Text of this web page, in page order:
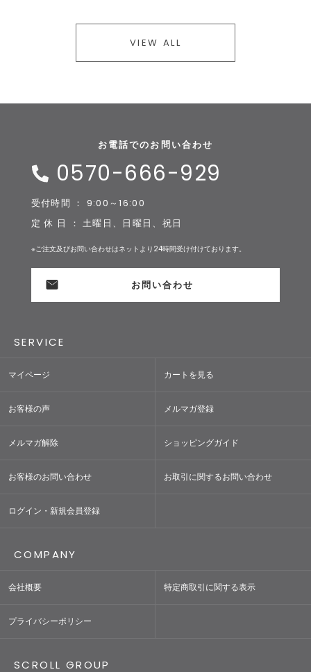
VIEW ALL
お電話でのお問い合わせ
0570-666-929
受付時間 ： 9:00～16:00
定 休 日 ： 土曜日、日曜日、祝日
※ご注文及びお問い合わせはネットより24時間受け付けております。
お問い合わせ
SERVICE
マイページ カートを見る
お客様の声 メルマガ登録
メルマガ解除 ショッピングガイド
お客様のお問い合わせ お取引に関するお問い合わせ
ログイン・新規会員登録
COMPANY
会社概要 特定商取引に関する表示
プライバシーポリシー
SCROLL GROUP